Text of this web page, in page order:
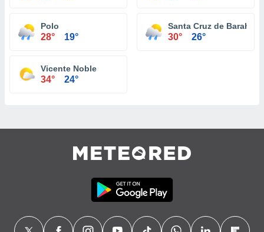
Polo
28° 19°
Santa Cruz de
30° 26°
Vicente Noble
34° 24°